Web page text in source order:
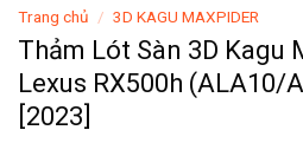
Trang chủ / 3D KAGU MAXPIDER
Thảm Lót Sàn 3D Kagu
Lexus RX500h (ALA10/
[2023]